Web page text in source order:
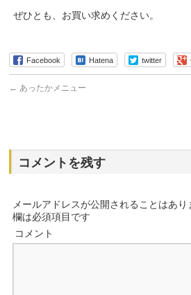
ぜひとも、お買い求めください。
Facebook Hatena twitter
← あったかメニュー
コメントを残す
メールアドレスが公開されることはあり
欄は必須項目です
コメント